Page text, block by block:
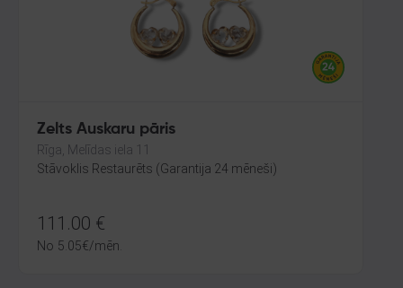
Zelts Auskaru pāris
Rīga, Melīdas iela 11
Stāvoklis Restaurēts (Garantija 24 mēneši)
111.00 €
No 5.05€/mēn.